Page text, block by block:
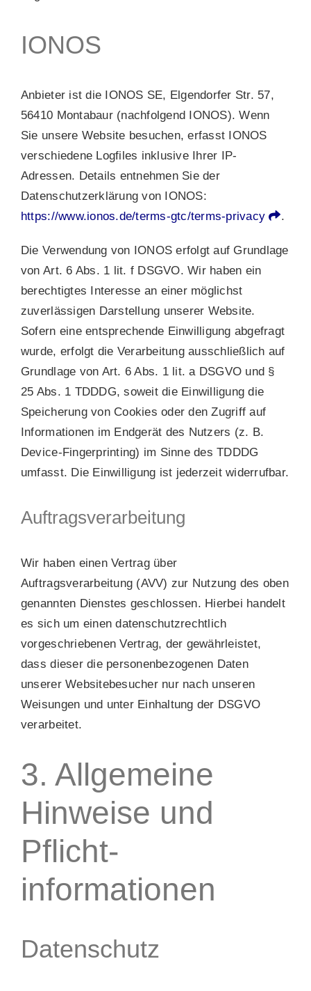
IONOS
Anbieter ist die IONOS SE, Elgendorfer Str. 57,
56410 Montabaur (nachfolgend IONOS). Wenn
Sie unsere Website besuchen, erfasst IONOS
verschiedene Logfiles inklusive Ihrer IP-
Adressen. Details entnehmen Sie der
Datenschutzerklärung von IONOS:
https://www.ionos.de/terms-gtc/terms-privacy
.
Die Verwendung von IONOS erfolgt auf Grundlage
von Art. 6 Abs. 1 lit. f DSGVO. Wir haben ein
berechtigtes Interesse an einer möglichst
zuverlässigen Darstellung unserer Website.
Sofern eine entsprechende Einwilligung abgefragt
wurde, erfolgt die Verarbeitung ausschließlich auf
Grundlage von Art. 6 Abs. 1 lit. a DSGVO und §
25 Abs. 1 TDDDG, soweit die Einwilligung die
Speicherung von Cookies oder den Zugriff auf
Informationen im Endgerät des Nutzers (z. B.
Device-Fingerprinting) im Sinne des TDDDG
umfasst. Die Einwilligung ist jederzeit widerrufbar.
Auftragsverarbeitung
Wir haben einen Vertrag über
Auftragsverarbeitung (AVV) zur Nutzung des oben
genannten Dienstes geschlossen. Hierbei handelt
es sich um einen datenschutzrechtlich
vorgeschriebenen Vertrag, der gewährleistet,
dass dieser die personenbezogenen Daten
unserer Websitebesucher nur nach unseren
Weisungen und unter Einhaltung der DSGVO
verarbeitet.
3. Allgemeine
Hinweise und
Pflicht­
informationen
Datenschutz